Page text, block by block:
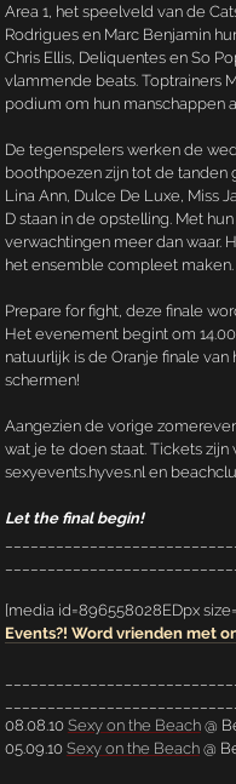
Area 1, het speelveld van de
Rodrigues en Marc Benjamin
Chris Ellis, Deliquentes en So
vlammende beats. Toptrainers
podium om hun manschappen
De tegenspelers werken de
boothpoezen zijn tot de
Lina Ann, Dulce De Luxe, Miss
D staan in de opstelling. Met
verwachtingen meer dan waar.
het ensemble compleet maken.
Prepare for fight, deze finale
Het evenement begint om
natuurlijk is de Oranje finale
schermen!
Aangezien de vorige
wat je te doen staat. Tickets
sexyevents.hyves.nl en
Let the final begin!
[media id=896558028EDpx
Events?! Word vrienden met
08.08.10 Sexy on the Beach@
05.09.10 Sexy on the Beach@